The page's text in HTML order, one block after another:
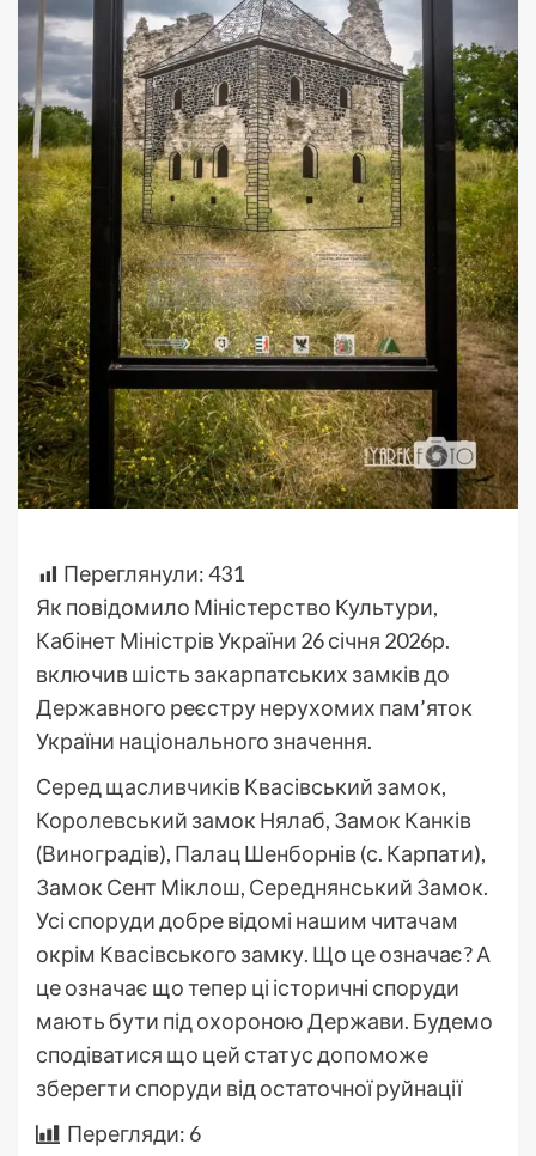
Переглянули:431
Як повідомило Міністерство Культури,
Кабінет Міністрів України 26 січня 2026р.
включив шість закарпатських замків до
Державного реєстру нерухомих пам’яток
України національного значення.
Серед щасливчиків Квасівський замок,
Королевський замок Нялаб, Замок Канків
(Виноградів), Палац Шенборнів (с. Карпати),
Замок Сент Міклош, Середнянський Замок.
Усі споруди добре відомі нашим читачам
окрім Квасівського замку. Що це означає? А
це означає що тепер ці історичні споруди
мають бути під охороною Держави. Будемо
сподіватися що цей статус допоможе
зберегти споруди від остаточної руйнації
Перегляди: 6